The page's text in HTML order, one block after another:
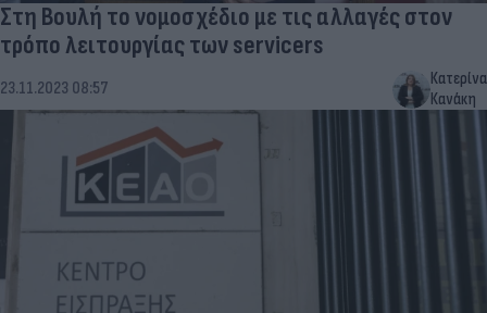
Στη Βουλή το νομοσχέδιο με τις αλλαγές στον
τρόπο λειτουργίας των servicers
23.11.2023 08:57
Κατερίνα
Κανάκη